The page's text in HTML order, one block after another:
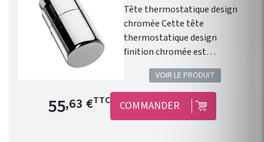
Tête thermostatique design
chromée Cette tête
thermostatique design
finition chromée est
compatible avec l'ensemble
de la gamme de chauffage
central Fassane Prem's de
chez ACOVA .
VOIR LE PRODUIT
Prix de base
55,63 €TTC COMMANDER